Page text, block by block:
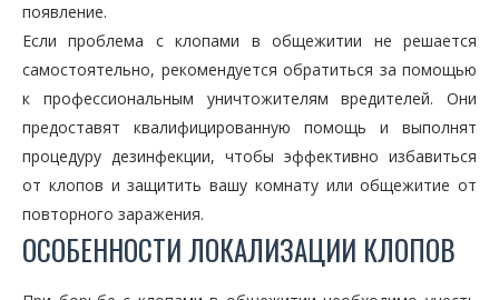
появление.
Если проблема с клопами в общежитии не решается
самостоятельно, рекомендуется обратиться за помощью
к профессиональным уничтожителям вредителей. Они
предоставят квалифицированную помощь и выполнят
процедуру дезинфекции, чтобы эффективно избавиться
от клопов и защитить вашу комнату или общежитие от
повторного заражения.
ОСОБЕННОСТИ ЛОКАЛИЗАЦИИ КЛОПОВ